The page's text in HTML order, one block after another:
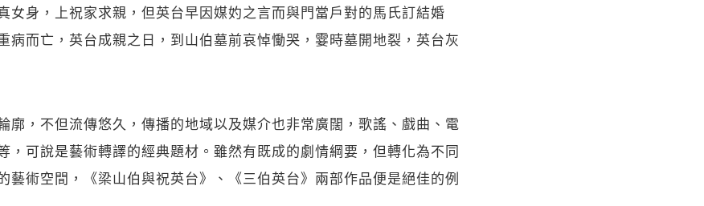
女身，上祝家求親，但英台早因媒妁之言而與門當戶對的馬氏訂結婚
病而亡，英台成親之日，到山伯墓前哀悼慟哭，霎時墓開地裂，英台灰
廓，不但流傳悠久，傳播的地域以及媒介也非常廣闊，歌謠、戲曲、電
，可說是藝術轉譯的經典題材。雖然有既成的劇情綱要，但轉化為不同
藝術空間，《梁山伯與祝英台》、《三伯英台》兩部作品便是絕佳的例